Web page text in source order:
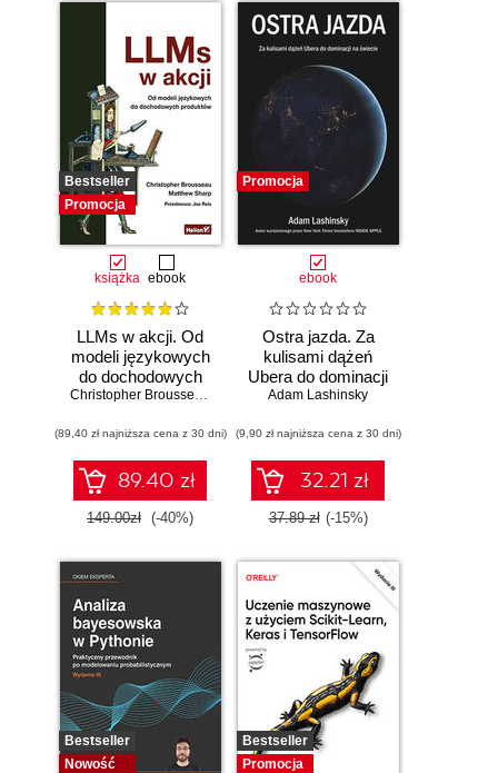
Bestseller
Promocja
książka ebook
LLMs w akcji. Od
modeli językowych
do dochodowych
produktów
Christopher Brousseau Matt Sharp
(89,40 zł najniższa cena z 30 dni)
89.40 zł
149.00zł (-40%)
Promocja
ebook
Ostra jazda. Za
kulisami dążeń
Ubera do dominacji
na świecie
Adam Lashinsky
(9,90 zł najniższa cena z 30 dni)
32.21 zł
37.89 zł (-15%)
Bestseller
Nowość
Bestseller
Promocja